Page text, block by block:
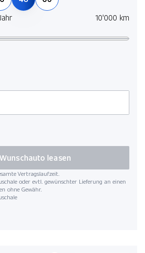
10'000 km
Vertragslaufzeit.
oder evtl. gewünschter Lieferung an einen
ohne Gewähr.
Wunschauto leasen